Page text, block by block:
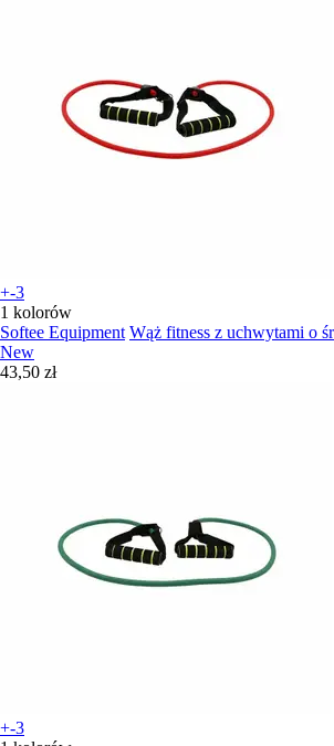
+-3
1 kolorów
Softee Equipment Wąż fitness z uchwytami o
New
43,50 zł
+-3